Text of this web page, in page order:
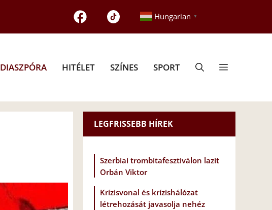
Hungarian ▼
DIASZPÓRA HITÉLET SZÍNES SPORT
LEGFRISSEBB HÍREK
Szerbiai trombitafesztiválon lazít
Orbán Viktor
Krízisvonal és krízishálózat
létrehozását javasolja nehéz